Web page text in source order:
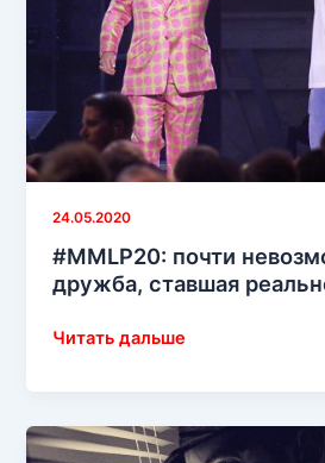
24.05.2020
#MMLP20: почти
дружба, ставшая
#MMLP20:
дружба,
ставшая
Читать дальше